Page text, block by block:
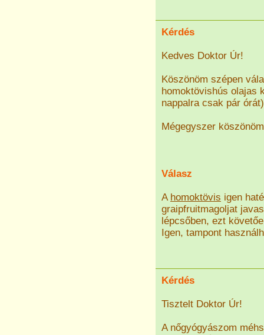
Kérdés
Kedves Doktor Úr!
Köszönöm szépen
homoktövishús olajas
nappalra csak pár
Mégegyszer
Válasz
A homoktövis igen
graipfruitmagoljat
lépcsőben, ezt
Igen, tampont
Kérdés
Tisztelt Doktor Úr!
A nőgyógyászom